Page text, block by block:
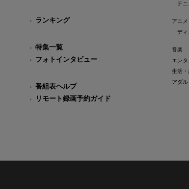
ランキング
特集一覧
フォトインタビュー
番組表ヘルプ
リモート録画予約ガイド
テニ
アニ
ディ
音楽
エンタ
生活・
アダル